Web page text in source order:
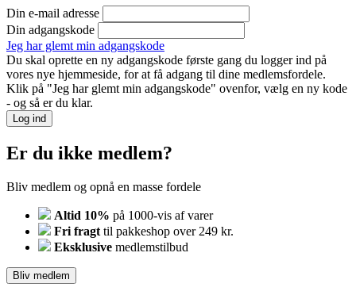
Din e-mail adresse
Din adgangskode
Jeg har glemt min adgangskode
Du skal oprette en ny adgangskode første gang du logger ind på
vores nye hjemmeside, for at få adgang til dine medlemsfordele.
Klik på "Jeg har glemt min adgangskode" ovenfor, vælg en ny kode
- og så er du klar.
Log ind
Er du ikke medlem?
Bliv medlem og opnå en masse fordele
Altid 10% på 1000-vis af varer
Fri fragt til pakkeshop over 249 kr.
Eksklusive medlemstilbud
Bliv medlem